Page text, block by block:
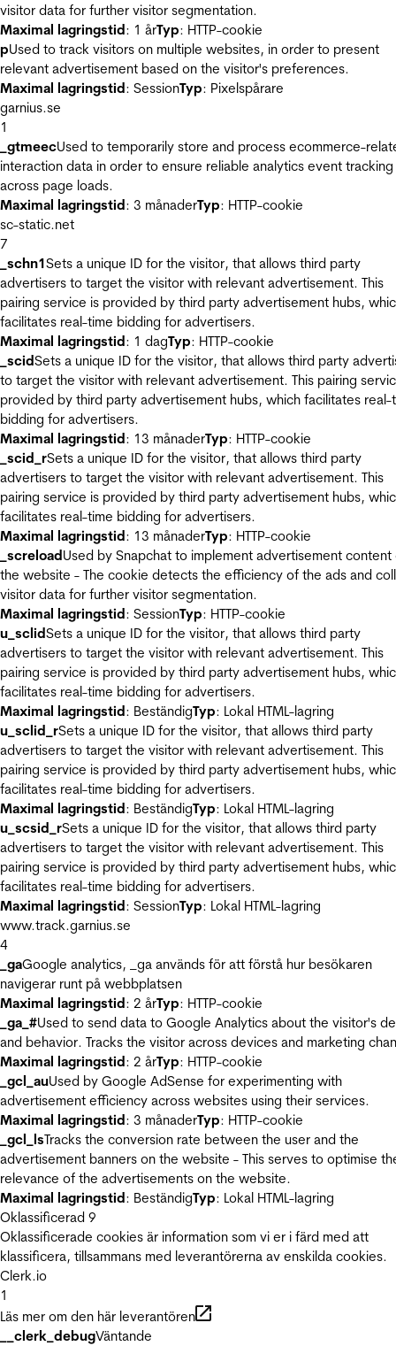
visitor data for further visitor segmentation.
Maximal lagringstid: 1 årTyp: HTTP-cookie
pUsed to track visitors on multiple websites, in order to present
relevant advertisement based on the visitor's preferences.
Maximal lagringstid: SessionTyp: Pixelspårare
garnius.se
1
_gtmeecUsed to temporarily store and process ecommerce-
interaction data in order to ensure reliable analytics event tracking
across page loads.
Maximal lagringstid: 3 månaderTyp: HTTP-cookie
sc-static.net
7
_schn1Sets a unique ID for the visitor, that allows third party
advertisers to target the visitor with relevant advertisement. This
pairing service is provided by third party advertisement hubs,
facilitates real-time bidding for advertisers.
Maximal lagringstid: 1 dagTyp: HTTP-cookie
_scidSets a unique ID for the visitor, that allows third party
to target the visitor with relevant advertisement. This pairing
provided by third party advertisement hubs, which facilitates real-
bidding for advertisers.
Maximal lagringstid: 13 månaderTyp: HTTP-cookie
_scid_rSets a unique ID for the visitor, that allows third party
advertisers to target the visitor with relevant advertisement. This
pairing service is provided by third party advertisement hubs,
facilitates real-time bidding for advertisers.
Maximal lagringstid: 13 månaderTyp: HTTP-cookie
_screloadUsed by Snapchat to implement advertisement content
the website - The cookie detects the efficiency of the ads and
visitor data for further visitor segmentation.
Maximal lagringstid: SessionTyp: HTTP-cookie
u_sclidSets a unique ID for the visitor, that allows third party
advertisers to target the visitor with relevant advertisement. This
pairing service is provided by third party advertisement hubs,
facilitates real-time bidding for advertisers.
Maximal lagringstid: BeständigTyp: Lokal HTML-lagring
u_sclid_rSets a unique ID for the visitor, that allows third party
advertisers to target the visitor with relevant advertisement. This
pairing service is provided by third party advertisement hubs,
facilitates real-time bidding for advertisers.
Maximal lagringstid: BeständigTyp: Lokal HTML-lagring
u_scsid_rSets a unique ID for the visitor, that allows third party
advertisers to target the visitor with relevant advertisement. This
pairing service is provided by third party advertisement hubs,
facilitates real-time bidding for advertisers.
Maximal lagringstid: SessionTyp: Lokal HTML-lagring
www.track.garnius.se
4
_gaGoogle analytics, _ga används för att förstå hur besökaren
navigerar runt på webbplatsen
Maximal lagringstid: 2 årTyp: HTTP-cookie
_ga_#Used to send data to Google Analytics about the visitor's
and behavior. Tracks the visitor across devices and marketing
Maximal lagringstid: 2 årTyp: HTTP-cookie
_gcl_auUsed by Google AdSense for experimenting with
advertisement efficiency across websites using their services.
Maximal lagringstid: 3 månaderTyp: HTTP-cookie
_gcl_lsTracks the conversion rate between the user and the
advertisement banners on the website - This serves to optimise
relevance of the advertisements on the website.
Maximal lagringstid: BeständigTyp: Lokal HTML-lagring
Oklassificerad 9
Oklassificerade cookies är information som vi er i färd med att
klassificera, tillsammans med leverantörerna av enskilda cookies.
Clerk.io
1
Läs mer om den här leverantören
__clerk_debugVäntande